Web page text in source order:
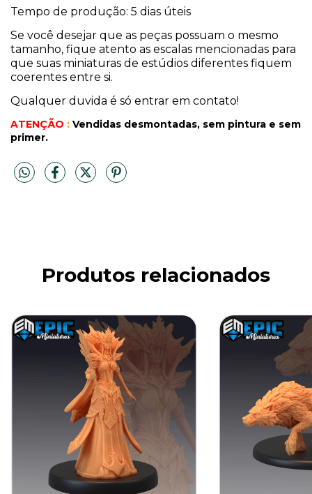
Tempo de produção: 5 dias úteis
Se você desejar que as peças possuam o mesmo
tamanho, fique atento as escalas mencionadas para
que suas miniaturas de estúdios diferentes fiquem
coerentes entre si.
Qualquer duvida é só entrar em contato!
ATENÇÃO : Vendidas desmontadas, sem pintura e sem
primer.
Produtos relacionados